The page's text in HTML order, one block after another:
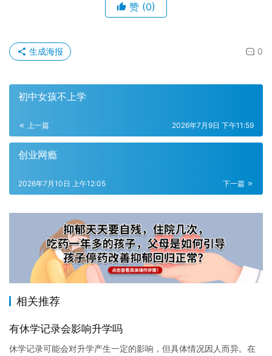
赞 (0)
0
生成海报
初中女孩不上学
上一篇 2026年7月9日 下午11:59
创业网瘾
下一篇
2026年7月10日 上午12:05
相关推荐
有休学记录会影响升学吗
休学记录可能会对升学产生一定的影响，但具体情况因人而异。在